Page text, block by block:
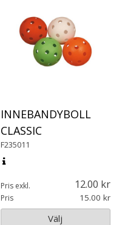
INNEBANDYBOLL
CLASSIC
F235011
Pris exkl. 12.00
Pris 15.00
Välj